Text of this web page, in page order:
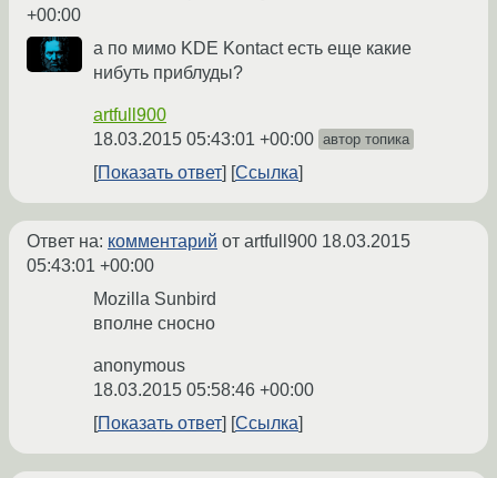
+00:00
а по мимо KDE Kontact есть еще какие
нибуть приблуды?
artfull900
18.03.2015 05:43:01 +00:00 автор топика
Показать ответ Ссылка
Ответ на: комментарий от artfull900 18.03.2015
05:43:01 +00:00
Mozilla Sunbird
вполне сносно
anonymous
18.03.2015 05:58:46 +00:00
Показать ответ
Ссылка